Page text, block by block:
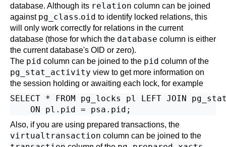
database. Although its relation column can be joined
against pg_class.oid to identify locked relations, this
will only work correctly for relations in the current
database (those for which the database column is either
the current database's OID or zero).
The pid column can be joined to the pid column of the
pg_stat_activity view to get more information on
the session holding or awaiting each lock, for example
SELECT * FROM pg_locks pl LEFT JOIN
Also, if you are using prepared transactions, the
virtualtransaction column can be joined to the